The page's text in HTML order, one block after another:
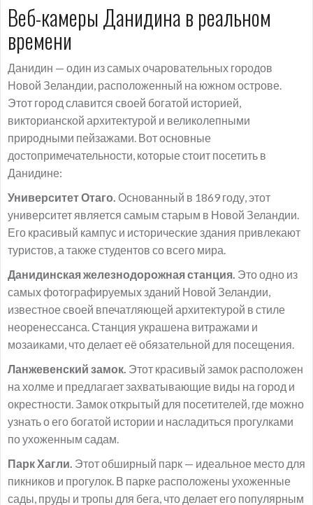
Веб-камеры Данидина в реальном
времени
Данидин — один из самых очаровательных городов
Новой Зеландии, расположенный на южном острове.
Этот город славится своей богатой историей,
викторианской архитектурой и великолепными
природными пейзажами. Вот основные
достопримечательности, которые стоит посетить в
Данидине:
Университет Отаго. Основанный в 1869 году, этот
университет является самым старым в Новой Зеландии.
Его красивый кампус и исторические здания привлекают
туристов, а также студентов со всего мира.
Данидинская железнодорожная станция. Это одно из
самых фотографируемых зданий Новой Зеландии,
известное своей впечатляющей архитектурой в стиле
неоренессанса. Станция украшена витражами и
мозаиками, что делает её обязательной для посещения.
Ланжевенский замок. Этот красивый замок расположен
на холме и предлагает захватывающие виды на город и
окрестности. Замок открытый для посетителей, где можно
узнать о его богатой истории и насладиться прогулками
по ухоженным садам.
Парк Хагли. Этот обширный парк — идеальное место для
пикников и прогулок. В парке расположены ухоженные
сады, пруды и тропы для бега, что делает его популярным